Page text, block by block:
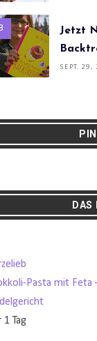
Jetzt
SEPT. 29,
DAS
Pasta mit Feta
1 Tag